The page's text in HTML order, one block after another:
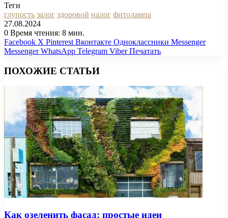
Теги
глупость залог здоровой налог фитолампа
27.08.2024
0 Время чтения: 8 мин.
Facebook X Pinterest Вконтакте Одноклассники Messenger
Messenger WhatsApp Telegram Viber Печатать
ПОХОЖИЕ СТАТЬИ
Как озеленить фасад: простые идеи